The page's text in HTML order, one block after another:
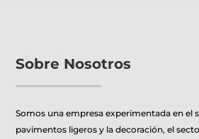
Sobre Nosotros
Somos una empresa experimentada en el
pavimentos ligeros y la decoración, el